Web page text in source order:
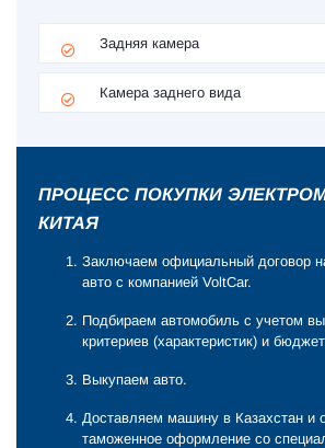
Задняя камера
Камера заднего вида
ПРОЦЕСС ПОКУПКИ
КИТАЯ
Заключаем официальный договор
авто с компанией VoltCar.
Подбираем автомобиль с учетом
критериев (характеристик) и
Выкупаем авто.
Доставляем машину в Казахстан и
таможенное оформление со